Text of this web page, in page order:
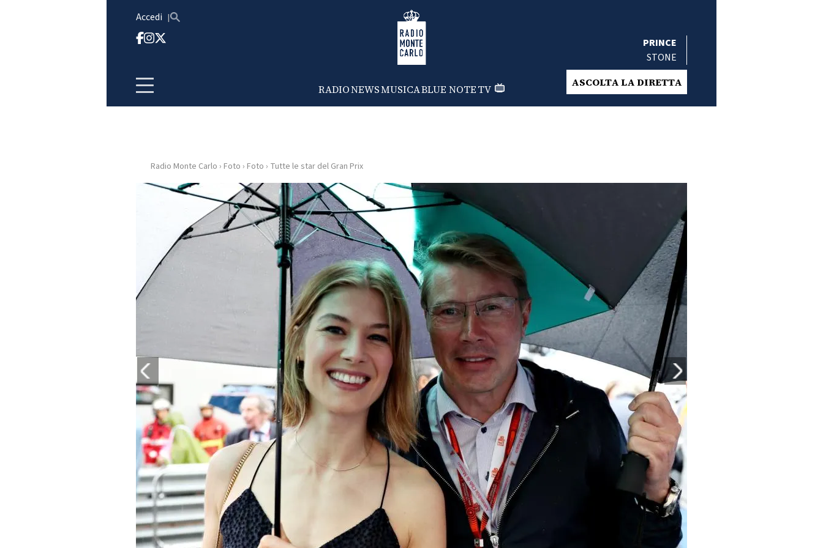
Accedi Radio Monte Carlo
RADIONEWSMUSICABLUE NOTETV
PRINCE
STONE
ASCOLTA LA DIRETTA
HOME
PLAYLIST
FOTO
CONCORSI
EVENTI
VIDEO
TV
PRINCIPATO
Radio Monte Carlo › Foto › Foto › Tutte le star del Gran Prix